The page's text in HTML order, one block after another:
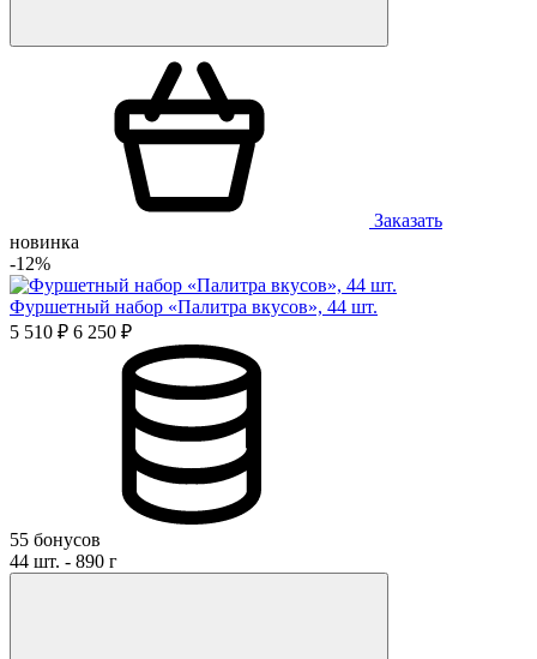
Заказать
новинка
-12%
Фуршетный набор «Палитра вкусов», 44 шт.
5 510 ₽ 6 250 ₽
55 бонусов
44 шт. - 890 г